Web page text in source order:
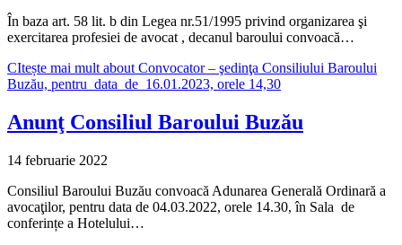
În baza art. 58 lit. b din Legea nr.51/1995 privind organizarea şi
exercitarea profesiei de avocat , decanul baroului convoacă…
CItește mai mult about Convocator – şedinţa Consiliului Baroului
Buzău, pentru data de 16.01.2023, orele 14,30
Anunţ Consiliul Baroului Buzău
14 februarie 2022
Consiliul Baroului Buzău convoacă Adunarea Generală Ordinară a
avocaţilor, pentru data de 04.03.2022, orele 14.30, în Sala de
conferințe a Hotelului…